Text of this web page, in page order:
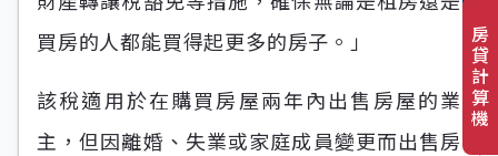
買房的人都能買得起更多的房子。」
該稅適用於在購買房屋兩年內出售房屋的業
主，但因離婚、失業或家庭成員變更而出售房
房
貸
計
算
機